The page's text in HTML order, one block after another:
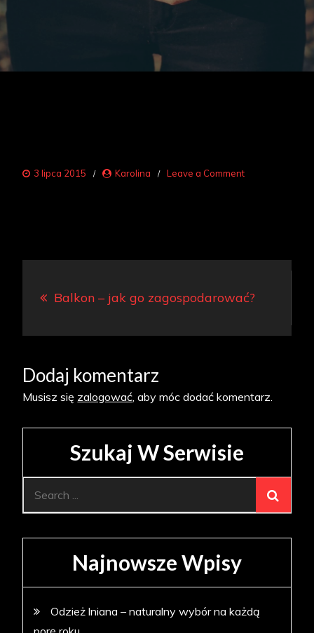
3 lipca 2015 Karolina Leave a Commenton
Balkon – jak go zagospodarować?
Dodaj komentarz
Musisz się zalogować, aby móc dodać komentarz.
Szukaj W Serwisie
Najnowsze Wpisy
Odzież lniana – naturalny wybór na każdą